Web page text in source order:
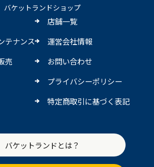
バケットランドショップ
テナンス
売
店舗一覧
運営会社情報
お問い合わせ
プライバシーポリシー
特定商取引に基づく表記
バケットランドとは？